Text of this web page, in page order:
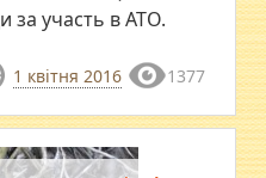
за участь в АТО.
1 квітня 2016 1377